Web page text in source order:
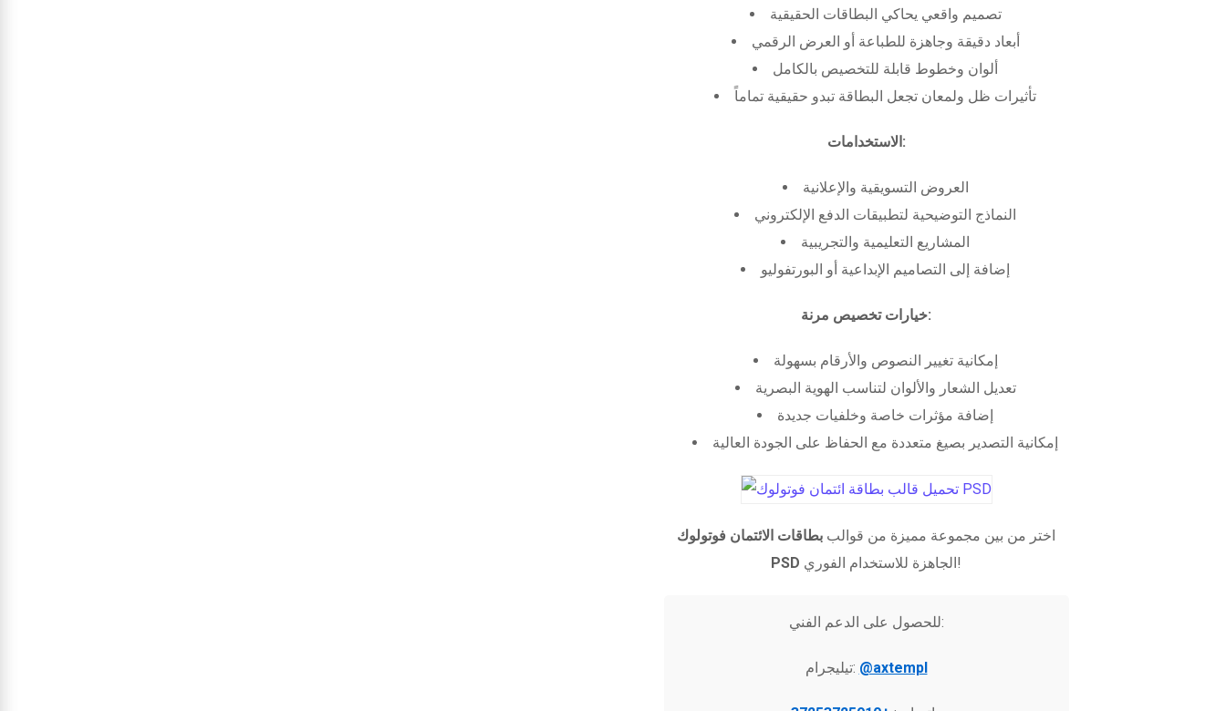
تصميم واقعي يحاكي البطاقات الحقيقية
أبعاد دقيقة وجاهزة للطباعة أو العرض الرقمي
ألوان وخطوط قابلة للتخصيص بالكامل
تأثيرات ظل ولمعان تجعل البطاقة تبدو حقيقية تماماً
الاستخدامات:
العروض التسويقية والإعلانية
النماذج التوضيحية لتطبيقات الدفع الإلكتروني
المشاريع التعليمية والتجريبية
إضافة إلى التصاميم الإبداعية أو البورتفوليو
خيارات تخصيص مرنة:
إمكانية تغيير النصوص والأرقام بسهولة
تعديل الشعار والألوان لتناسب الهوية البصرية
إضافة مؤثرات خاصة وخلفيات جديدة
إمكانية التصدير بصيغ متعددة مع الحفاظ على الجودة العالية
اختر من بين مجموعة مميزة من قوالب بطاقات الائتمان فوتولوك
PSD
الجاهزة للاستخدام الفوري!
للحصول على الدعم الفني:
تيليجرام: @axtempl